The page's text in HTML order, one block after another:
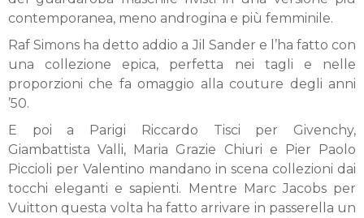
contemporanea, meno androgina e più femminile.
Raf Simons ha detto addio a Jil Sander e l’ha fatto con
una collezione epica, perfetta nei tagli e nelle
proporzioni che fa omaggio alla couture degli anni
’50.
E poi a Parigi Riccardo Tisci per Givenchy,
Giambattista Valli, Maria Grazie Chiuri e Pier Paolo
Piccioli per Valentino mandano in scena collezioni dai
tocchi eleganti e sapienti. Mentre Marc Jacobs per
Vuitton questa volta ha fatto arrivare in passerella un